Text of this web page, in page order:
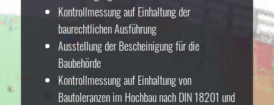
Kontrollmessung auf Einhaltung der
baurechtlichen Ausführung
Ausstellung der Bescheinigung für die
Baubehörde
Kontrollmessung auf Einhaltung von
Bautoleranzen im Hochbau nach DIN 18201 und